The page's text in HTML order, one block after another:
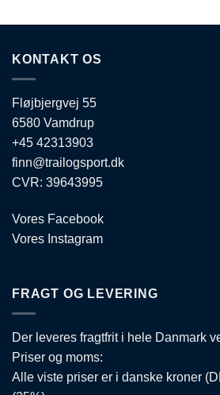
på
KONTAKT OS
Fløjbjergvej 55
6580 Vamdrup
+45 42313903
finn@trailogsport.dk
CVR: 39643995
Vores Facebook
Vores Instagram
FRAGT OG LEVERING
Der leveres fragtfrit i hele Danmark
Priser og moms:
Alle viste priser er i danske kroner